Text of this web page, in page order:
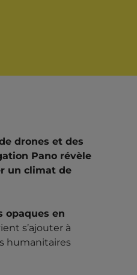
ET
drones et des
Pano révèle
un climat de
opaques en
s’ajouter à
humanitaires